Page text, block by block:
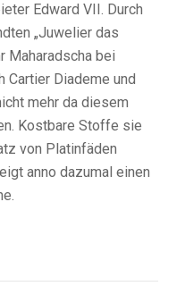
Edward VII. Durch
„Juwelier das
Maharadscha bei
Cartier Diademe und
mehr da diesem
Kostbare Stoffe sie
von Platinfäden
anno dazumal einen